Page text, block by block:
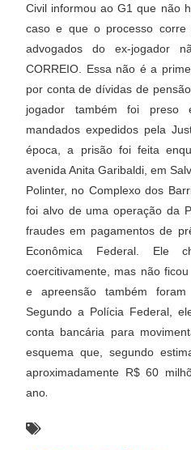
Civil informou ao G1 que não
caso e que o processo
advogados do ex-jogador
CORREIO. Essa não é a
por conta de dívidas de
jogador também foi preso
mandados expedidos pela
época, a prisão foi feita
avenida Anita Garibaldi, em
Polinter, no Complexo dos
foi alvo de uma operação da
fraudes em pagamentos de
Econômica Federal. Ele
coercitivamente, mas não
e apreensão também
Segundo a Polícia Federal,
conta bancária para
esquema que, segundo
aproximadamente R$ 60
ano.